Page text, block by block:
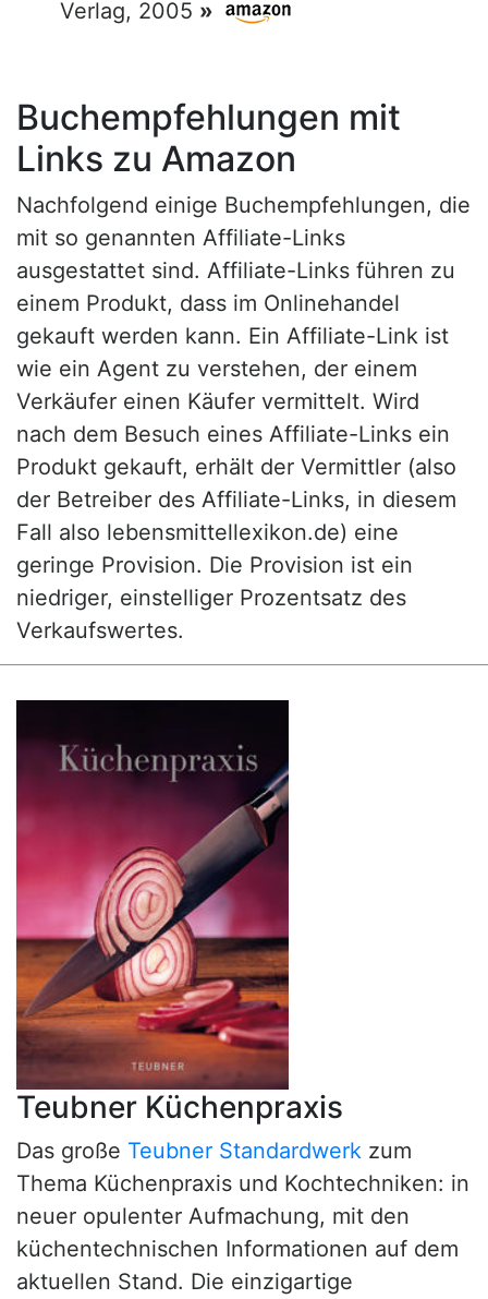
Verlag, 2005 »
Buchempfehlungen mit
Links zu Amazon
Nachfolgend einige Buchempfehlungen, die
mit so genannten Affiliate-Links
ausgestattet sind. Affiliate-Links führen zu
einem Produkt, dass im Onlinehandel
gekauft werden kann. Ein Affiliate-Link ist
wie ein Agent zu verstehen, der einem
Verkäufer einen Käufer vermittelt. Wird
nach dem Besuch eines Affiliate-Links ein
Produkt gekauft, erhält der Vermittler (also
der Betreiber des Affiliate-Links, in diesem
Fall also lebensmittellexikon.de) eine
geringe Provision. Die Provision ist ein
niedriger, einstelliger Prozentsatz des
Verkaufswertes.
Teubner Küchenpraxis
Das große Teubner Standardwerk zum
Thema Küchenpraxis und Kochtechniken: in
neuer opulenter Aufmachung, mit den
küchentechnischen Informationen auf dem
aktuellen Stand. Die einzigartige